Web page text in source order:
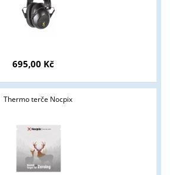
695,00 Kč
Thermo terče Nocpix